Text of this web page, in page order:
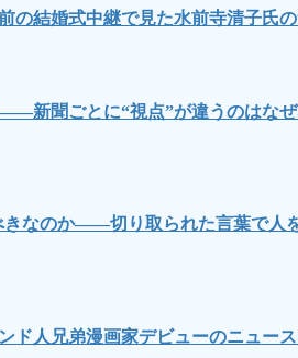
の結婚式中継で見た水前寺清子氏
新聞ごとに“視点”が違うのはな
なのか――切り取られた言葉で人
ド人兄弟漫画家デビューのニュー